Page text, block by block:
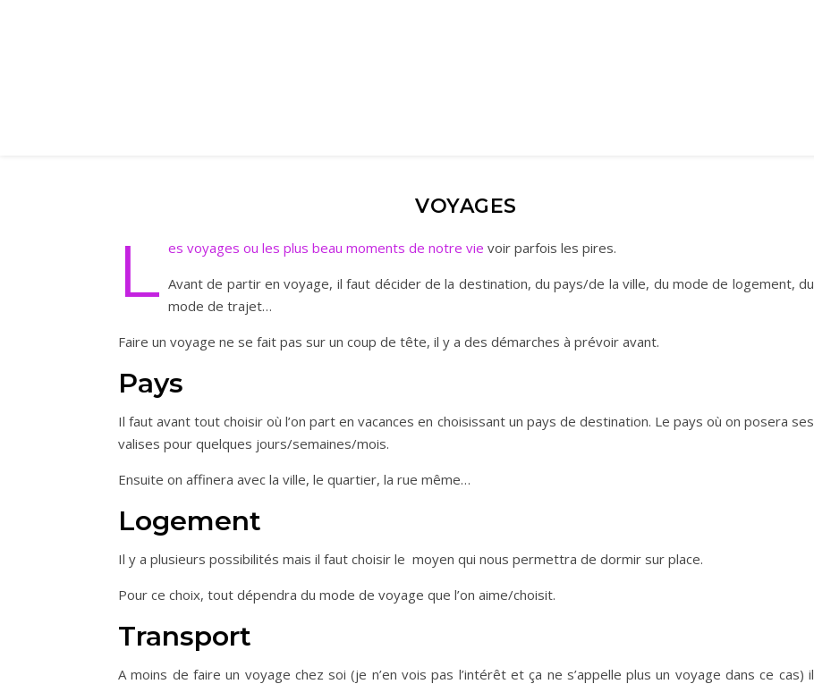
VOYAGES
L es voyages ou les plus beau moments de notre vie voir parfois les pires.
Avant de partir en voyage, il faut décider de la destination, du pays/de la ville, du mode de logement, du
mode de trajet…
Faire un voyage ne se fait pas sur un coup de tête, il y a des démarches à prévoir avant.
Pays
Il faut avant tout choisir où l’on part en vacances en choisissant un pays de destination. Le pays où on posera ses
valises pour quelques jours/semaines/mois.
Ensuite on affinera avec la ville, le quartier, la rue même…
Logement
Il y a plusieurs possibilités mais il faut choisir le moyen qui nous permettra de dormir sur place.
Pour ce choix, tout dépendra du mode de voyage que l’on aime/choisit.
Transport
A moins de faire un voyage chez soi (je n’en vois pas l’intérêt et ça ne s’appelle plus un voyage dans ce cas) il